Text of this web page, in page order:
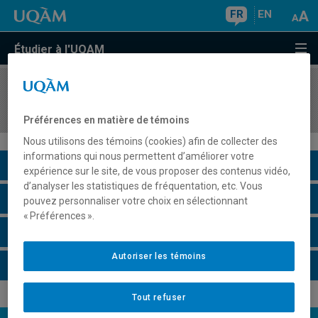
FR EN
Étudier à l'UQAM
COURS//
Description du cours
Horaire - Été 2026
Préférences en matière de témoins
Nous utilisons des témoins (cookies) afin de collecter des
informations qui nous permettent d’améliorer votre
expérience sur le site, de vous proposer des contenus vidéo,
d’analyser les statistiques de fréquentation, etc. Vous
pouvez personnaliser votre choix en sélectionnant
« Préférences ».
Tout refuser
Autoriser les témoins